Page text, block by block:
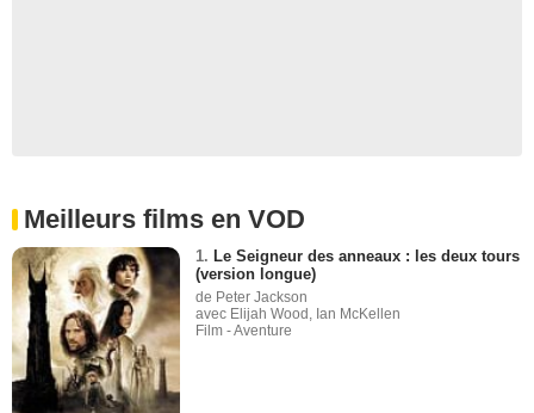
Meilleurs films en VOD
1. Le Seigneur des anneaux : les deux tours
(version longue)
de Peter Jackson
avec Elijah Wood, Ian McKellen
Film - Aventure